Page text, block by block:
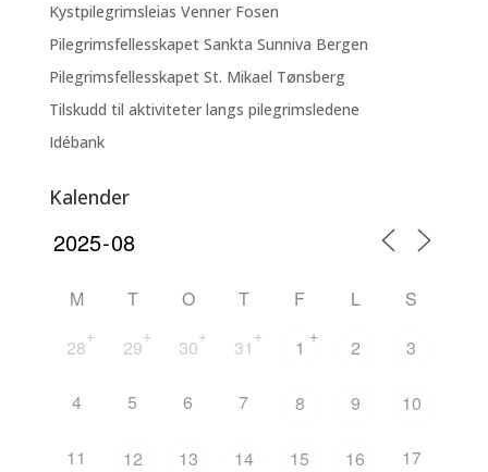
Kystpilegrimsleias Venner Fosen
Pilegrimsfellesskapet Sankta Sunniva Bergen
Pilegrimsfellesskapet St. Mikael Tønsberg
Tilskudd til aktiviteter langs pilegrimsledene
Idébank
Kalender
M T O T F L
S
28+ 29+ 30+ 31 + 1 + 2 3
4 5 6 7 8 9 10
11 12 13 14 15 16 17